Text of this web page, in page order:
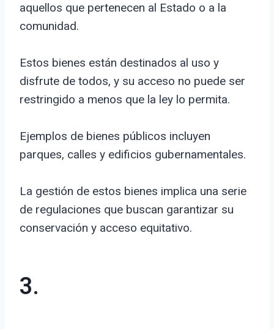
aquellos que pertenecen al Estado o a la
comunidad.
Estos bienes están destinados al uso y
disfrute de todos, y su acceso no puede ser
restringido a menos que la ley lo permita.
Ejemplos de bienes públicos incluyen
parques, calles y edificios gubernamentales.
La gestión de estos bienes implica una serie
de regulaciones que buscan garantizar su
conservación y acceso equitativo.
3.